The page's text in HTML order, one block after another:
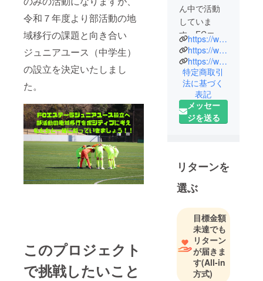
令和７年度より部活動の地
域移行の課題と向き合い
ジュニアユース（中学生）
の設立を決定いたしまし
た。
このプロジェクト
で挑戦したいこと
ん中で活動
していま
す、FCエス
テーラで
す！
https://www.fcestella10.com/
https://www.instagram.com/fc.estella.10
https://www.youtube.com/channel/UCbCekQOJmxOuqONFQi50Udg
特定商取引
法に基づく
表記
メッセー
ジを送る
リターンを
選ぶ
目標金額
未達でも
リターン
が届きま
す(All-in
方式)